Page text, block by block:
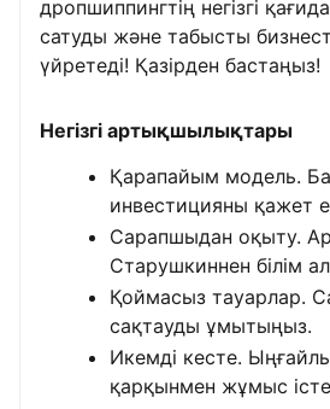
дропшиппингтің негізгі
сатуды және табысты
үйретеді! Қазірден бастаңыз!
Негізгі артықшылықтары
Қарапайым модель.
инвестицияны қажет
Сарапшыдан оқыту.
Старушкиннен білім
Қоймасыз тауарлар.
сақтауды ұмытыңыз.
Икемді кесте.
қарқынмен жұмыс